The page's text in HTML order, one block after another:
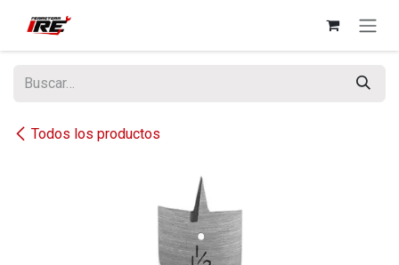
Todos los productos